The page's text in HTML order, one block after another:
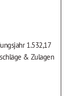
1.532,17
& Zulagen